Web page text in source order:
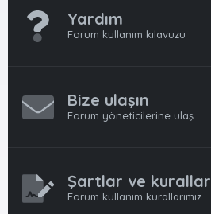
Yardım
Forum kullanım kılavuzu
Bize ulaşın
Forum yöneticilerine ulaş
Şartlar ve kurallar
Forum kullanım kurallarımız